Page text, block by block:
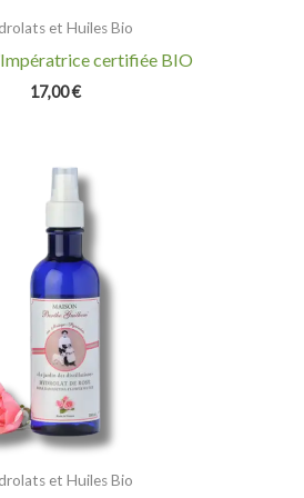
et Huiles Bio
certifiée BIO
17,00€
et Huiles Bio